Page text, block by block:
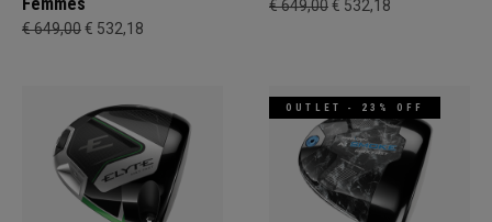
€ 649,00€ 532,18
€ 649,00€ 532,18
OUTLET - 23% OFF